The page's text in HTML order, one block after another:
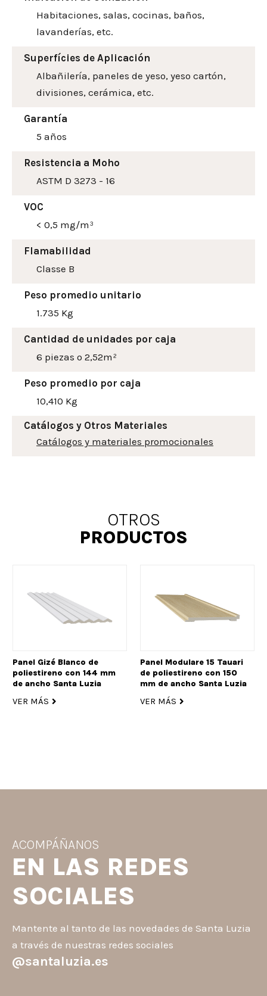
Habitaciones, salas, cocinas, baños,
lavanderías, etc.
Superfícies de Aplicación
Albañilería, paneles de yeso, yeso cartón,
divisiones, cerámica, etc.
Garantía
5 años
Resistencia a Moho
ASTM D 3273 - 16
VOC
< 0,5 mg/m³
Flamabilidad
Classe B
Peso promedio unitario
1.735 Kg
Cantidad de unidades por caja
6 piezas o 2,52m²
Peso promedio por caja
10,410 Kg
Catálogos y Otros Materiales
Catálogos y materiales promocionales
OTROS
PRODUCTOS
Panel Gizé Blanco de
poliestireno con 144 mm
de ancho Santa Luzia
VER MÁS
Panel Modulare 15 Tauari
de poliestireno con 150
mm de ancho Santa Luzia
VER MÁS
ACOMPÁÑANOS
EN LAS REDES
SOCIALES
Mantente al tanto de las novedades de Santa Luzia
a través de nuestras redes sociales
@santaluzia.es